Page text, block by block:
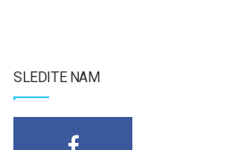
SLEDITE NAM